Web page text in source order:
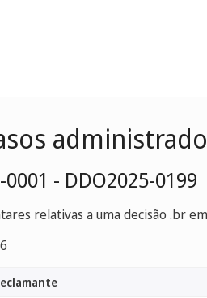
- DDO2025-0199
relativas a uma decisão .br